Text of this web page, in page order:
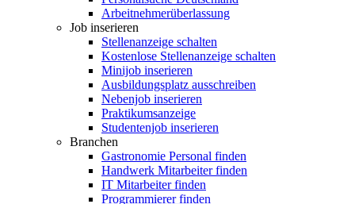
Arbeitnehmerüberlassung
Job inserieren
Stellenanzeige schalten
Kostenlose Stellenanzeige schalten
Minijob inserieren
Ausbildungsplatz ausschreiben
Nebenjob inserieren
Praktikumsanzeige
Studentenjob inserieren
Branchen
Gastronomie Personal finden
Handwerk Mitarbeiter finden
IT Mitarbeiter finden
Programmierer finden